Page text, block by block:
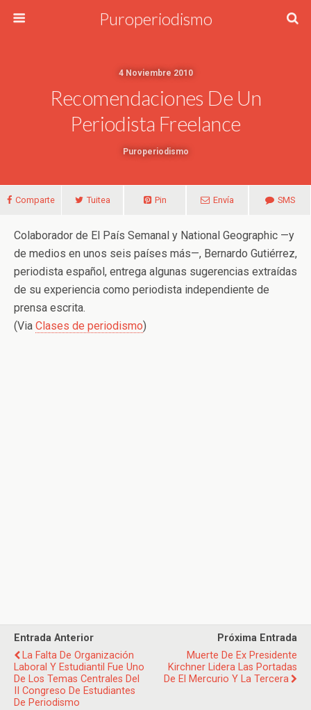
Puroperiodismo
4 Noviembre 2010
Recomendaciones De Un
Periodista Freelance
Puroperiodismo
Comparte Tuitea Pin Envía SMS
Colaborador de El País Semanal y National Geographic —y
de medios en unos seis países más—, Bernardo Gutiérrez,
periodista español, entrega algunas sugerencias extraídas
de su experiencia como periodista independiente de
prensa escrita.
(Via Clases de periodismo)
Entrada Anterior
La Falta De Organización
Laboral Y Estudiantil Fue Uno
De Los Temas Centrales Del
II Congreso De Estudiantes
De Periodismo
Próxima Entrada
Muerte De Ex Presidente
Kirchner Lidera Las Portadas
De El Mercurio Y La Tercera